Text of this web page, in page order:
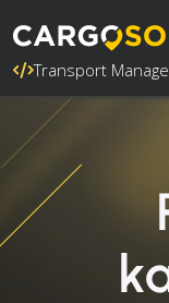
Transport